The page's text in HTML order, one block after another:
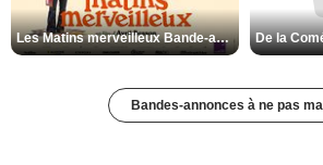
Les Matins merveilleux Bande-annonce VF
Bandes-annonces à ne pas